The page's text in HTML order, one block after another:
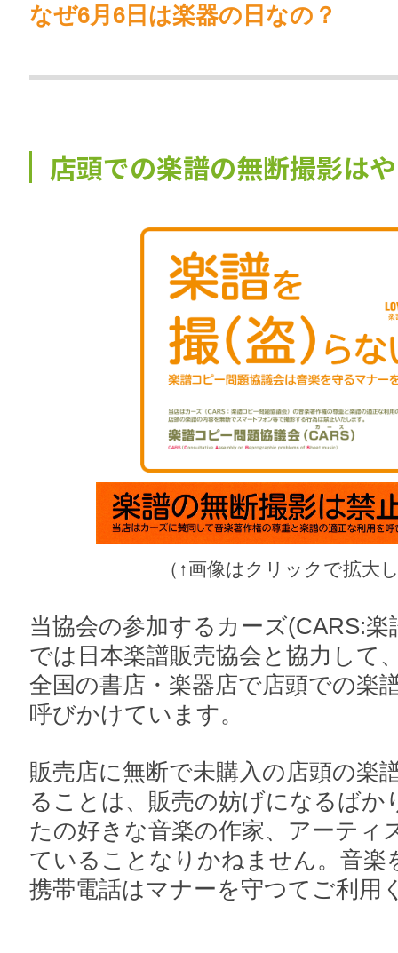
なぜ6月6日は楽器の日なの？
店頭での楽譜の無断撮影は
（↑画像はクリックで拡大
当協会の参加するカーズ(CARS:
では日本楽譜販売協会と協力して
全国の書店・楽器店で店頭での楽
呼びかけています。
販売店に無断で未購入の店頭の楽
ることは、販売の妨げになるばか
たの好きな音楽の作家、アーティ
ていることなりかねません。音楽
携帯電話はマナーを守つてご利用